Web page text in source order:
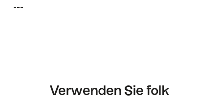
---
Verwenden Sie folk